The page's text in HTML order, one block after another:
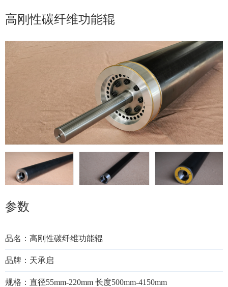
高刚性碳纤维功能辊
参数
品名：高刚性碳纤维功能辊
品牌：天承启
规格：直径55mm-220mm 长度500mm-4150mm